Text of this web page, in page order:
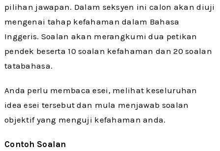
pilihan jawapan. Dalam seksyen ini calon akan diuji
mengenai tahap kefahaman dalam Bahasa
Inggeris. Soalan akan merangkumi dua petikan
pendek beserta 10 soalan kefahaman dan 20 soalan
tatabahasa.
Anda perlu membaca esei, melihat keseluruhan
idea esei tersebut dan mula menjawab soalan
objektif yang menguji kefahaman anda.
Contoh Soalan